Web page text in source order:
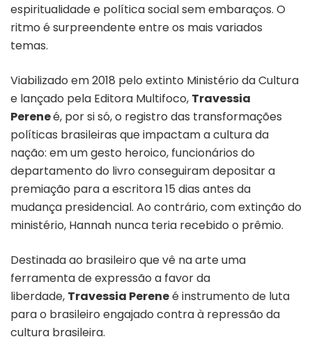
espiritualidade e política social sem embaraços. O
ritmo é surpreendente entre os mais variados
temas.
Viabilizado em 2018 pelo extinto Ministério da Cultura
e lançado pela Editora Multifoco, Travessia
Pereneé, por si só, o registro das transformações
políticas brasileiras que impactam a cultura da
nação: em um gesto heroico, funcionários do
departamento do livro conseguiram depositar a
premiação para a escritora 15 dias antes da
mudança presidencial. Ao contrário, com extinção do
ministério, Hannah nunca teria recebido o prêmio.
Destinada ao brasileiro que vê na arte uma
ferramenta de expressão a favor da
liberdade, Travessia Pereneé instrumento de luta
para o brasileiro engajado contra à repressão da
cultura brasileira.